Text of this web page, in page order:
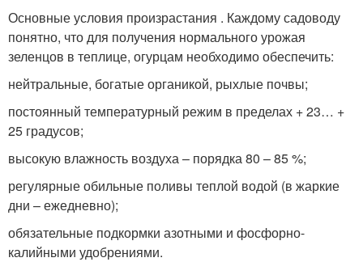
Основные условия произрастания . Каждому садоводу
понятно, что для получения нормального урожая
зеленцов в теплице, огурцам необходимо обеспечить:
нейтральные, богатые органикой, рыхлые почвы;
постоянный температурный режим в пределах + 23… +
25 градусов;
высокую влажность воздуха – порядка 80 – 85 %;
регулярные обильные поливы теплой водой (в жаркие
дни – ежедневно);
обязательные подкормки азотными и фосфорно-
калийными удобрениями.